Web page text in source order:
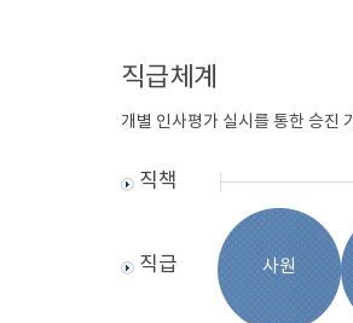
직급체계
개별 인사평가 실시를 통한 승진
직책
직급 사원